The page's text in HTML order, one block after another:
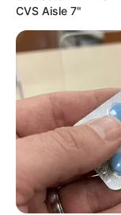
Everybody
Is Her Recently
BUZZ DAY
Man Teaches
Mom – Watch!
BUZZ DAY
CVS Aisle 7"